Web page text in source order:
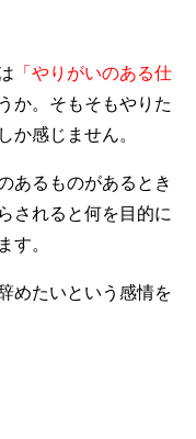
「やりがいのある仕
か。そもそもやりた
か感じません。
あるものがあるとき
されると何を目的に
す。
めたいという感情を